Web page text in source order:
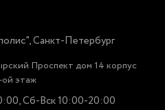
Санкт-Петербург
Проспект дом 14 корпус
ой этаж
Сб-Вск 10:00-20:00